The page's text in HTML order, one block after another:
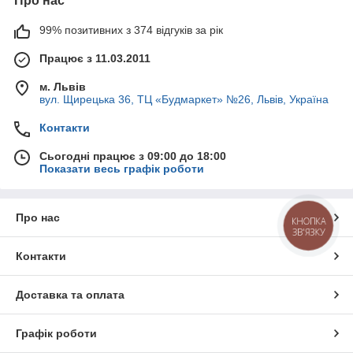
99% позитивних з 374 відгуків за рік
Працює з 11.03.2011
м. Львів
вул. Щирецька 36, ТЦ «Будмаркет» №26, Львів, Україна
Контакти
Сьогодні працює з 09:00 до 18:00
Показати весь графік роботи
Про нас
Контакти
Доставка та оплата
Графік роботи
КНОПКА
ЗВ'ЯЗКУ